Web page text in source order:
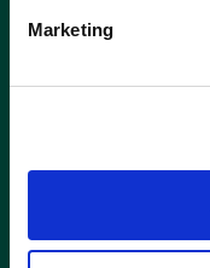
Marketing